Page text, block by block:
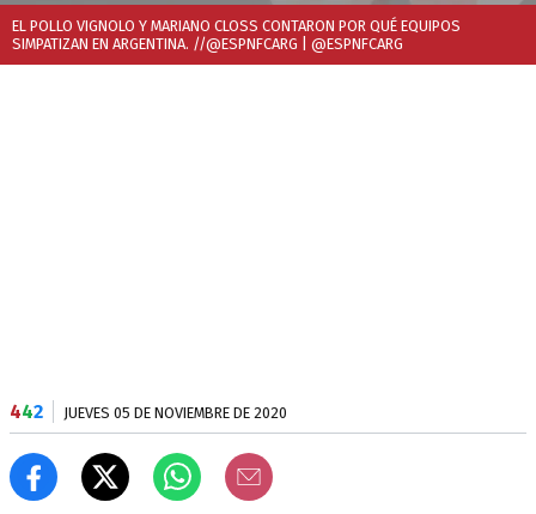
EL POLLO VIGNOLO Y MARIANO CLOSS CONTARON POR QUÉ EQUIPOS
SIMPATIZAN EN ARGENTINA. //@ESPNFCARG | @ESPNFCARG
442 JUEVES 05 DE NOVIEMBRE DE 2020